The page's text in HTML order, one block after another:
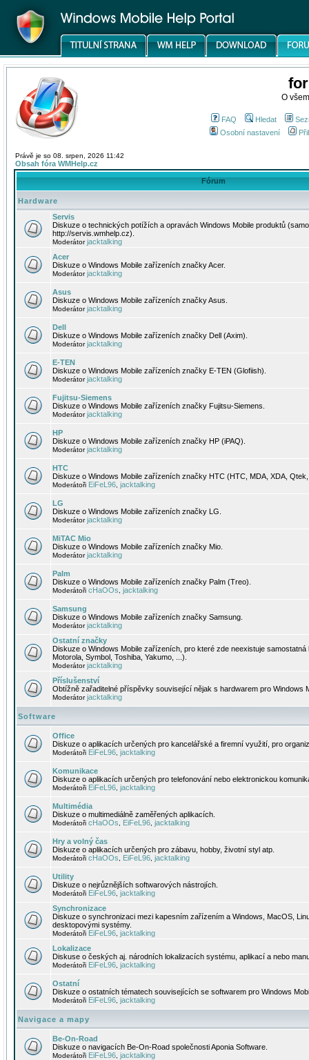
O
FAQ Hledat
Osobní nastavení
Právě je so 08. srpen, 2026 11:42
Obsah fóra WMHelp.cz
Fórum
Hardware
Servis
Diskuze o technických potížích a opravách Windows Mobile produktů
http://servis.wmhelp.cz).
Moderátorjacktalking
Acer
Diskuze o Windows Mobile zařízeních značky Acer.
Moderátorjacktalking
Asus
Diskuze o Windows Mobile zařízeních značky Asus.
Moderátorjacktalking
Dell
Diskuze o Windows Mobile zařízeních značky Dell (Axim).
Moderátorjacktalking
E-TEN
Diskuze o Windows Mobile zařízeních značky E-TEN (Glofiish).
Moderátorjacktalking
Fujitsu-Siemens
Diskuze o Windows Mobile zařízeních značky Fujitsu-Siemens.
Moderátorjacktalking
HP
Diskuze o Windows Mobile zařízeních značky HP (iPAQ).
Moderátorjacktalking
HTC
Diskuze o Windows Mobile zařízeních značky HTC (HTC, MDA, XDA,
Moderátoři EiFeL96 jacktalking
LG
Diskuze o Windows Mobile zařízeních značky LG.
Moderátorjacktalking
MiTAC Mio
Diskuze o Windows Mobile zařízeních značky Mio.
Moderátorjacktalking
Palm
Diskuze o Windows Mobile zařízeních značky Palm (Treo).
Moderátoři cHaOOs jacktalking
Samsung
Diskuze o Windows Mobile zařízeních značky Samsung.
Moderátorjacktalking
Ostatní značky
Diskuze o Windows Mobile zařízeních, pro které zde neexistuje
Motorola, Symbol, Toshiba, Yakumo, ...).
Moderátorjacktalking
Příslušenství
Obtížně zařaditelné příspěvky související nějak s hardwarem pro Windows
Moderátorjacktalking
Software
Office
Diskuze o aplikacích určených pro kancelářské a firemní využití, pro
Moderátoři EiFeL96 jacktalking
Komunikace
Diskuze o aplikacích určených pro telefonování nebo elektronickou
Moderátoři EiFeL96 jacktalking
Multimédia
Diskuze o multimediálně zaměřených aplikacích.
Moderátoři cHaOOs EiFeL96 jacktalking
Hry a volný čas
Diskuze o aplikacích určených pro zábavu, hobby, životní styl atp.
Moderátoři cHaOOs EiFeL96 jacktalking
Utility
Diskuze o nejrůznějších softwarových nástrojích.
Moderátoři EiFeL96 jacktalking
Synchronizace
Diskuze o synchronizaci mezi kapesním zařízením a Windows, MacOS,
desktopovými systémy.
Moderátoři EiFeL96 jacktalking
Lokalizace
Diskuse o českých aj. národních lokalizacích systému, aplikací a nebo
Moderátoři EiFeL96 jacktalking
Ostatní
Diskuze o ostatních tématech souvisejících se softwarem pro Windows
Moderátoři EiFeL96 jacktalking
Navigace a mapy
Be-On-Road
Diskuze o navigacích Be-On-Road společnosti Aponia Software.
Moderátoři EiFeL96 jacktalking